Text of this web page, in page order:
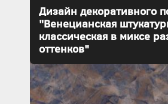
Дизайн декоративного
"Венецианская
классическая в миксе
оттенков"